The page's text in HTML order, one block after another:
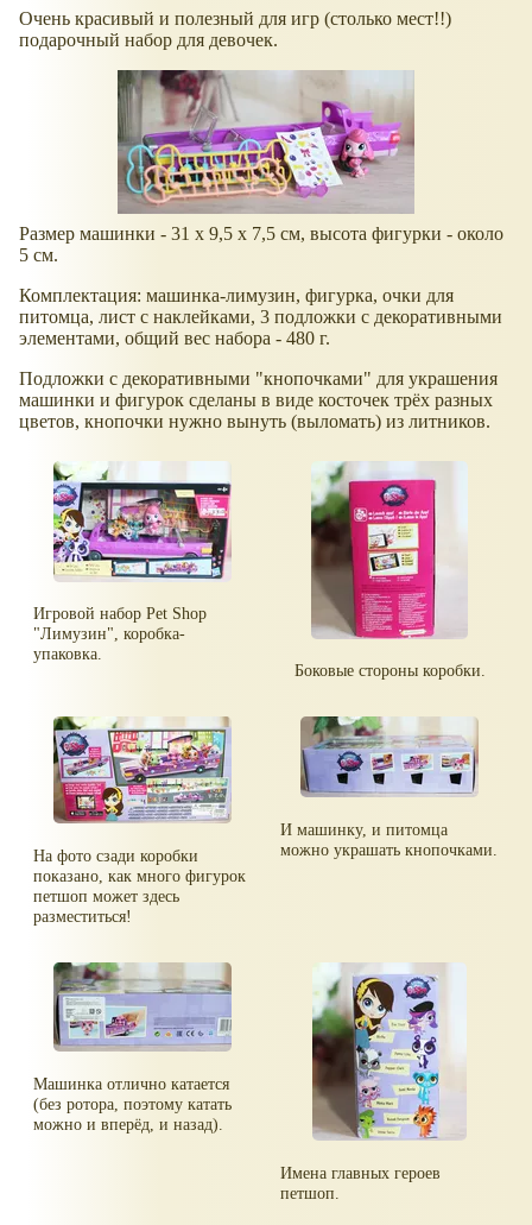
Очень красивый и полезный для игр (столько мест!!)
подарочный набор для девочек.
Размер машинки - 31 х 9,5 х 7,5 см, высота фигурки - около
5 см.
Комплектация: машинка-лимузин, фигурка, очки для
питомца, лист с наклейками, 3 подложки с декоративными
элементами, общий вес набора - 480 г.
Подложки с декоративными "кнопочками" для украшения
машинки и фигурок сделаны в виде косточек трёх разных
цветов, кнопочки нужно вынуть (выломать) из литников.
Игровой набор Pet Shop
"Лимузин", коробка-
упаковка.
Боковые стороны коробки.
На фото сзади коробки
показано, как много фигурок
петшоп может здесь
разместиться!
И машинку, и питомца
можно украшать кнопочками.
Машинка отлично катается
(без ротора, поэтому катать
можно и вперёд, и назад).
Имена главных героев
петшоп.